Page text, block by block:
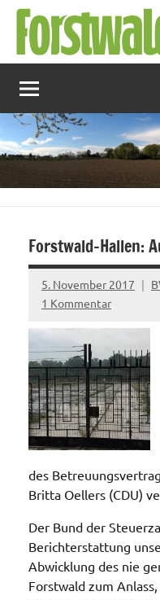
Zum
Inhalt
springen
Forstwald-Hallen:
5. November 2017
1 Kommentar
des
Britta Oellers (CDU)
Der Bund der
Berichterstattung
Abwicklung des nie
Forstwald zum